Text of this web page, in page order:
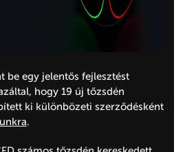
be egy jelentős fejlesztést
hogy 19 új tőzsdén
ki különbözeti szerződésként
.